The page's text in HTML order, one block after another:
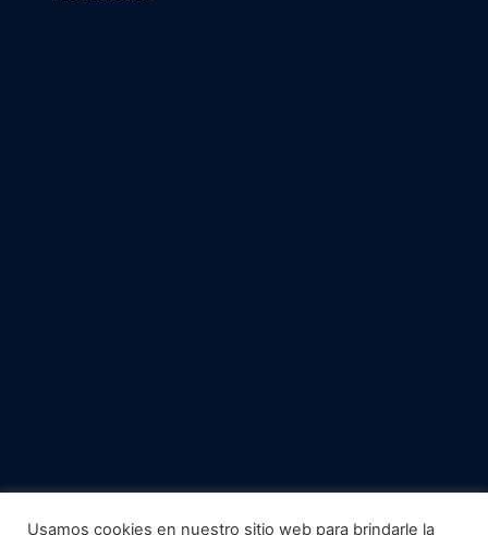
Usamos cookies en nuestro sitio web para brindarle la